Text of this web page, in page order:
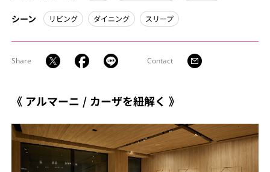
シーン リビング ダイニング スリープ
Share Contact
《 アルマーニ / カーザを紐解く 》